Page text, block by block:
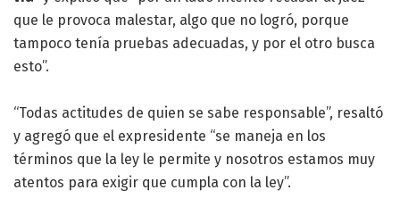
que le provoca malestar, algo que no logró, porque
tampoco tenía pruebas adecuadas, y por el otro busca
esto”.
“Todas actitudes de quien se sabe responsable”, resaltó
y agregó que el expresidente “se maneja en los
términos que la ley le permite y nosotros estamos muy
atentos para exigir que cumpla con la ley”.